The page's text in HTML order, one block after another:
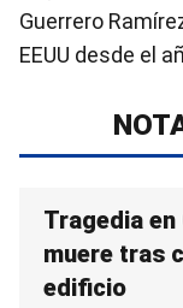
Guerrero
EEUU desde el
Tragedia en
muere tras
edificio